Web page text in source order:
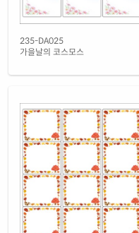
CL235YP-DV094
235-DA025
가을날의 코스모스